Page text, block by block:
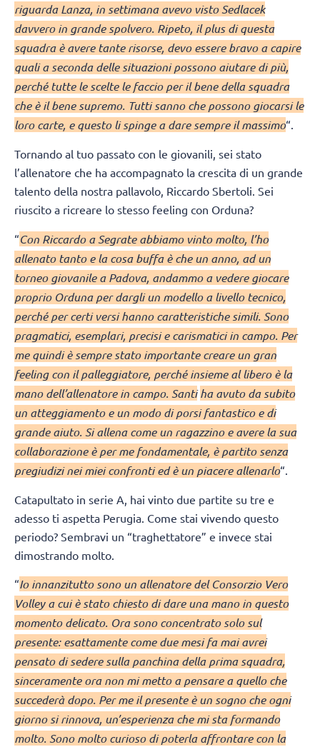
riguarda Lanza, in settimana avevo visto Sedlacek
davvero in grande spolvero. Ripeto, il plus di questa
squadra è avere tante risorse, devo essere bravo a capire
quali a seconda delle situazioni possono aiutare di più,
perché tutte le scelte le faccio per il bene della squadra
che è il bene supremo. Tutti sanno che possono giocarsi le
loro carte, e questo li spinge a dare sempre il massimo“.
Tornando al tuo passato con le giovanili, sei stato
l’allenatore che ha accompagnato la crescita di un grande
talento della nostra pallavolo, Riccardo Sbertoli. Sei
riuscito a ricreare lo stesso feeling con Orduna?
“Con Riccardo a Segrate abbiamo vinto molto, l’ho
allenato tanto e la cosa buffa è che un anno, ad un
torneo giovanile a Padova, andammo a vedere giocare
proprio Orduna per dargli un modello a livello tecnico,
perché per certi versi hanno caratteristiche simili. Sono
pragmatici, esemplari, precisi e carismatici in campo. Per
me quindi è sempre stato importante creare un gran
feeling con il palleggiatore, perché insieme al libero è la
mano dell’allenatore in campo. Santi ha avuto da subito
un atteggiamento e un modo di porsi fantastico e di
grande aiuto. Si allena come un ragazzino e avere la sua
collaborazione è per me fondamentale, è partito senza
pregiudizi nei miei confronti ed è un piacere allenarlo“.
Catapultato in serie A, hai vinto due partite su tre e
adesso ti aspetta Perugia. Come stai vivendo questo
periodo? Sembravi un “traghettatore” e invece stai
dimostrando molto.
“Io innanzitutto sono un allenatore del Consorzio Vero
Volley a cui è stato chiesto di dare una mano in questo
momento delicato. Ora sono concentrato solo sul
presente: esattamente come due mesi fa mai avrei
pensato di sedere sulla panchina della prima squadra,
sinceramente ora non mi metto a pensare a quello che
succederà dopo. Per me il presente è un sogno che ogni
giorno si rinnova, un’esperienza che mi sta formando
molto. Sono molto curioso di poterla affrontare con la